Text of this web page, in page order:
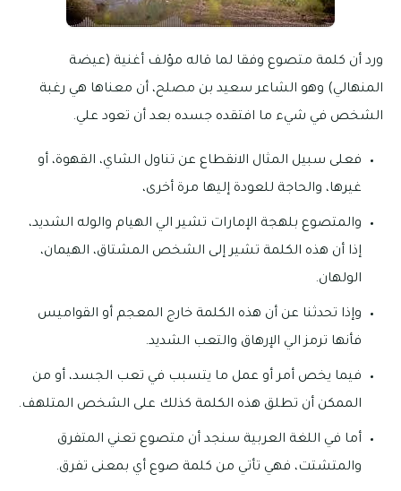
ورد أن كلمة متصوع وفقا لما قاله مؤلف أغنية (عيضة
المنهالي) وهو الشاعر سعيد بن مصلح، أن معناها هي رغبة
الشخص في شيء ما افتقده جسده بعد أن تعود علي.
فعلى سبيل المثال الانقطاع عن تناول الشاي، القهوة، أو
غيرها، والحاجة للعودة إليها مرة أخرى،
والمتصوع بلهجة الإمارات تشير الي الهيام والوله الشديد،
إذا أن هذه الكلمة تشير إلى الشخص المشتاق، الهيمان،
الولهان.
وإذا تحدثنا عن أن هذه الكلمة خارج المعجم أو القواميس
فأنها ترمز الي الإرهاق والتعب الشديد.
فيما يخص أمر أو عمل ما يتسبب في تعب الجسد، أو من
الممكن أن تطلق هذه الكلمة كذلك على الشخص المتلهف.
أما في اللغة العربية سنجد أن متصوع تعني المتفرق
والمتشتت، فهي تأتي من كلمة صوع أي بمعنى تفرق.